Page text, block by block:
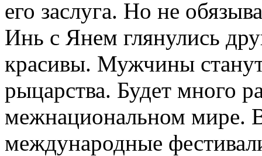
его заслуга. Но не
Инь с Янем глянулись
красивы. Мужчины станут
рыцарства. Будет много
межнациональном мире.
международные